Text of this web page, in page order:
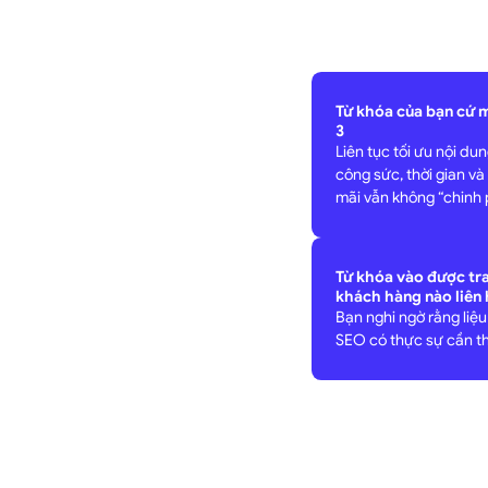
Từ khóa của bạn cứ
3
Liên tục tối ưu nội
công sức, thời gian
mãi vẫn không
Từ khóa vào được
khách hàng nào liên
Bạn nghi ngờ rằng
SEO có thực sự cần